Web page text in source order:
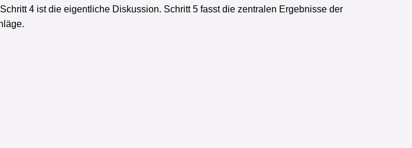
4 ist die eigentliche Diskussion. Schritt 5 fasst die zentralen Ergebnisse der